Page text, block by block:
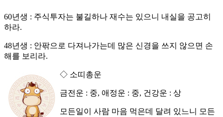
60년생 : 주식투자는 불길하나 재수는 있으니 내실을 공고히
하라.
48년생 : 안팎으로 다져나가는데 많은 신경을 쓰지 않으면 손
해를 보리라.
◇ 소띠총운
금전운 : 중, 애정운 : 중, 건강운 : 상
모든일이 사람 마음 먹은데 달려 있느니 모든